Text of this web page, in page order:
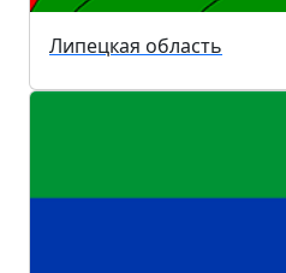
Липецкая область